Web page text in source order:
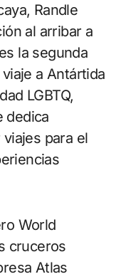
Randle
al arribar a
la segunda
a Antártida
LGBTQ,
dedica
para el
World
cruceros
Atlas